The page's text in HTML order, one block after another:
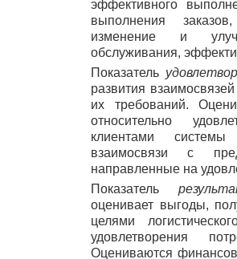
эффективного
выполнения
изменение и
обслуживания,
Показатель
развития
их требований.
относительно
клиентами системы
взаимосвязи с
направленные на
Показатель
оценивает выгоды,
целями
удовлетворения
Оцениваются